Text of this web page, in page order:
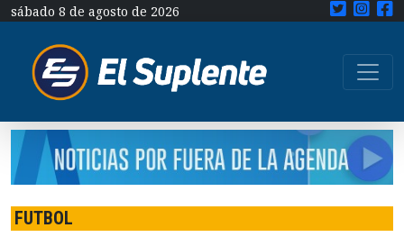
sábado 8 de agosto de 2026
FUTBOL